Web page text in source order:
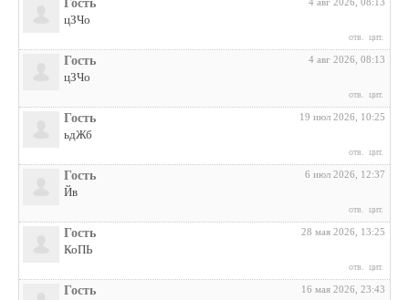
Гость
цЗЧо
отв. цит.
Гость 4 авг 2026, 08:13
цЗЧо
отв. цит.
Гость 19 июл 2026, 10:25
ьдЖб
отв. цит.
Гость 6 июл 2026, 12:37
Йв
отв. цит.
Гость 28 мая 2026, 13:25
КоПЬ
отв. цит.
Гость 16 мая 2026, 23:43